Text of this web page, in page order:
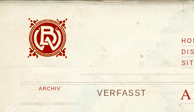
ARCHIV
VERFASST